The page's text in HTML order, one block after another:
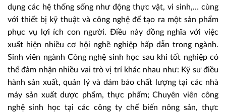
dụng các hệ thống sống như động thực vật, vi sinh,… cùng
với thiết bị kỹ thuật và công nghệ để tạo ra một sản phẩm
phục vụ lợi ích con người. Điều này đồng nghĩa với việc
xuất hiện nhiều cơ hội nghề nghiệp hấp dẫn trong ngành.
Sinh viên ngành Công nghệ sinh học sau khi tốt nghiệp có
thể đảm nhận nhiều vai trò vị trí khác nhau như: Kỹ sư điều
hành sản xuất, quản lý và đảm bảo chất lượng tại các nhà
máy sản xuất dược phẩm, thực phẩm; Chuyên viên công
nghệ sinh học tại các công ty chế biến nông sản, thực